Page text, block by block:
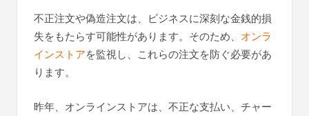
不正注文や偽造注文は、ビジネスに深刻な金銭的損
失をもたらす可能性があります。そのため、 オンラ
インストアを監視し、これらの注文を防ぐ必要があ
ります。
昨年、オンラインストアは、不正な支払い、チャー